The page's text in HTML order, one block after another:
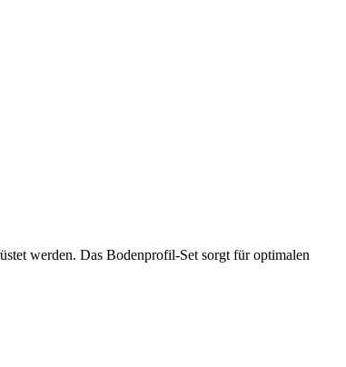
werden. Das Bodenprofil-Set sorgt für optimalen